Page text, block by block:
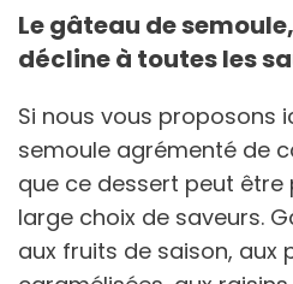
Le gâteau de
décline à toutes les
Si nous vous proposons
semoule agrémenté de
que ce dessert peut être
large choix de saveurs.
aux fruits de saison, aux